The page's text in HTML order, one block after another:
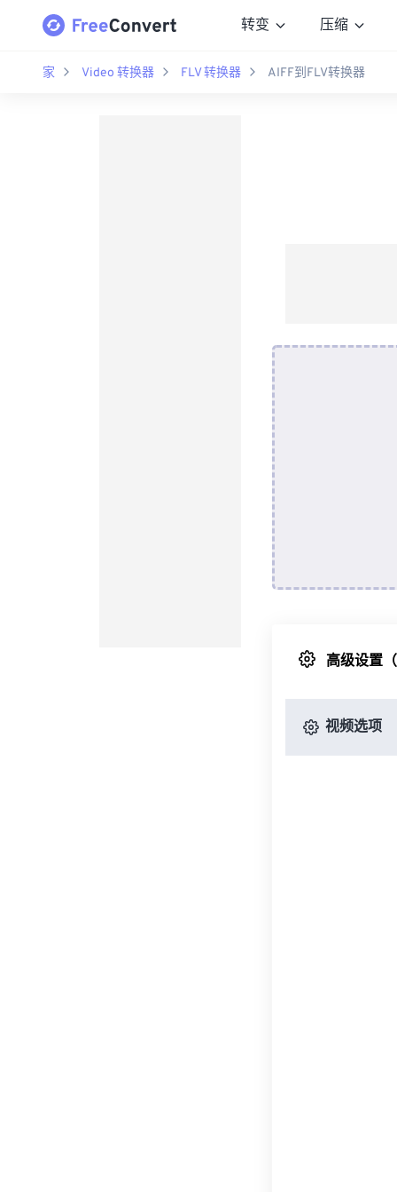
转变 压缩
家 Video 转换器 FLV 转换器 AIFF到FLV转换器
高级设置
视频选项